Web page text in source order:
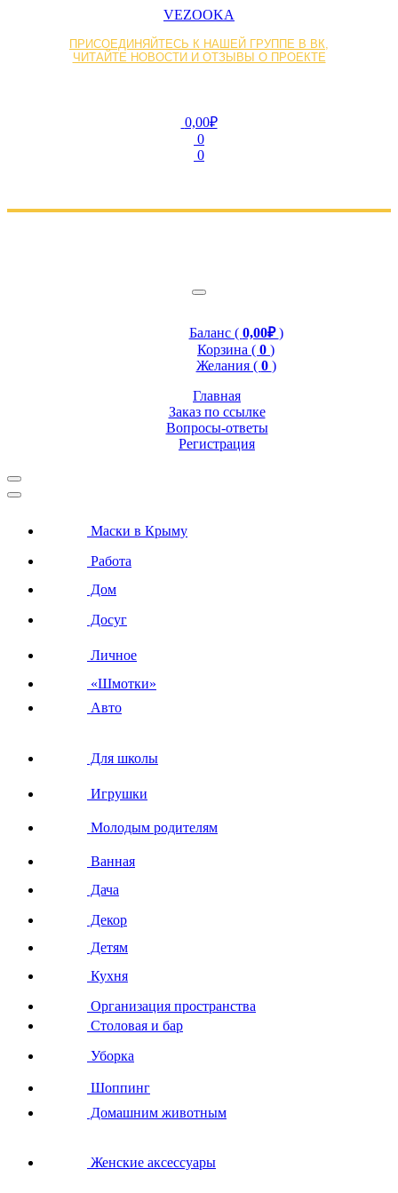
VEZOOKA
ПРИСОЕДИНЯЙТЕСЬ К НАШЕЙ ГРУППЕ В ВК,
ЧИТАЙТЕ НОВОСТИ И ОТЗЫВЫ О ПРОЕКТЕ
0,00₽
0
0
Баланс ( 0,00₽)
Корзина ( 0 )
Желания ( 0 )
Главная
Заказ по ссылке
Вопросы-ответы
Регистрация
Маски в Крыму
Работа
Дом
Досуг
Личное
«Шмотки»
Авто
Для школы
Игрушки
Молодым родителям
Ванная
Дача
Декор
Детям
Кухня
Организация пространства
Столовая и бар
Уборка
Шоппинг
Домашним животным
Женские аксессуары